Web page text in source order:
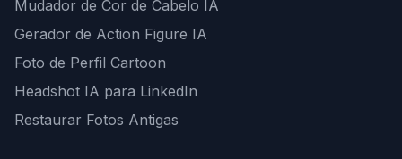
Mudador de Cor de Cabelo IA
Gerador de Action Figure IA
Foto de Perfil Cartoon
Headshot IA para LinkedIn
Restaurar Fotos Antigas